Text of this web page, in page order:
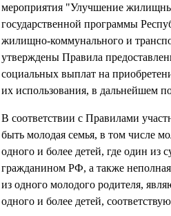
мероприятия "Улучшение
государственной программы
жилищно-коммунального и
утверждены Правила
социальных выплат на
их использования, в дальнейшем
В соответствии с Правилами
быть молодая семья, в том числе
одного и более детей, где один из
гражданином РФ, а также
из одного молодого родителя,
одного и более детей,